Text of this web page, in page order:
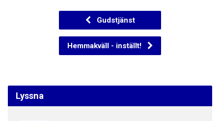
Gudstjänst
Hemmakväll - inställt!
Lyssna